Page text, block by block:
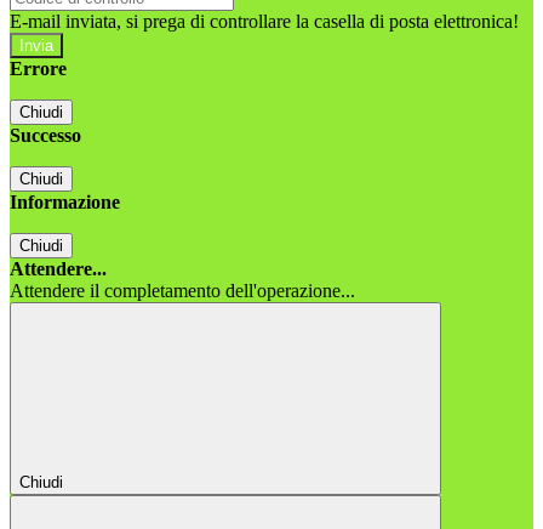
E-mail inviata, si prega di controllare la casella di posta elettronica!
Errore
Chiudi
Successo
Chiudi
Informazione
Chiudi
Attendere...
Attendere il completamento dell'operazione...
Chiudi